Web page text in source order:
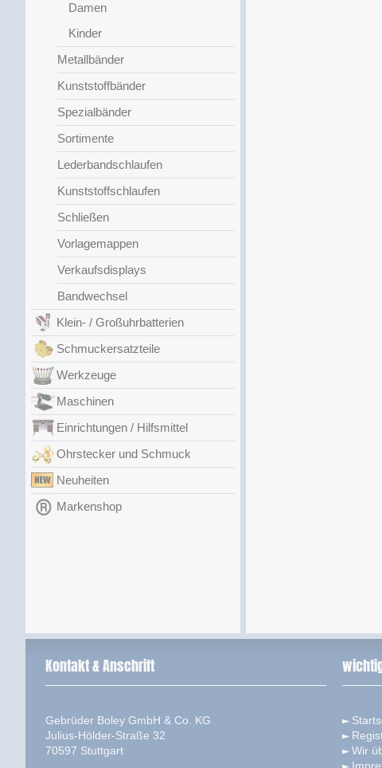
Damen
Kinder
Metallbänder
Kunststoffbänder
Spezialbänder
Sortimente
Lederbandschlaufen
Kunststoffschlaufen
Schließen
Vorlagemappen
Verkaufsdisplays
Bandwechsel
Klein- / Großuhrbatterien
Schmuckersatzteile
Werkzeuge
Maschinen
Einrichtungen / Hilfsmittel
Ohrstecker und Schmuck
Neuheiten
Markenshop
Kontakt & Anschrift
Gebrüder Boley GmbH & Co. KG
Julius-Hölder-Straße 32
70597 Stuttgart
Wir